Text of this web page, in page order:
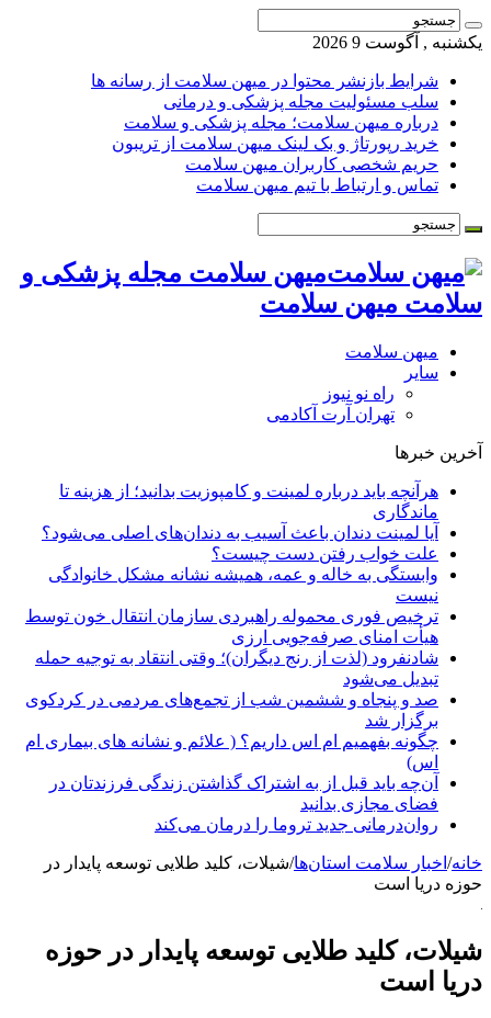
یکشنبه , آگوست 9 2026
شرایط بازنشر محتوا در میهن سلامت از رسانه ها
سلب مسئولیت مجله پزشکی و درمانی
درباره میهن سلامت؛ مجله پزشکی و سلامت
خرید رپورتاژ و بک لینک میهن سلامت از تریبون
حریم شخصی کاربران میهن سلامت
تماس و ارتباط با تیم میهن سلامت
میهن سلامت مجله پزشکی و
سلامت میهن سلامت
میهن سلامت
سایر
راه نو نیوز
تهران آرت آکادمی
آخرین خبرها
هرآنچه باید درباره لمینت و کامپوزیت بدانید؛ از هزینه تا
ماندگاری
آیا لمینت دندان باعث آسیب به دندان‌های اصلی می‌شود؟
علت خواب رفتن دست چیست؟
وابستگی به خاله و عمه، همیشه نشانه مشکل خانوادگی
نیست
ترخیص فوری محموله راهبردی سازمان انتقال خون توسط
هیأت امنای صرفه‌جویی ارزی
شادنفرود (لذت از رنج دیگران)؛ وقتی انتقاد به توجیه حمله
تبدیل می‌شود
صد و پنجاه‌ و ششمین شب از تجمع‌های مردمی در کردکوی
برگزار شد
چگونه بفهمیم ام اس داریم؟ ( علائم و نشانه های بیماری ام
اس)
آن‌چه باید قبل از به اشتراک گذاشتن زندگی فرزندتان در
فضای مجازی بدانید
روان‌درمانی جدید تروما را درمان می‌کند
خانه/ اخبار سلامت استان‌ها/شیلات، کلید طلایی توسعه پایدار در
حوزه دریا است
شیلات، کلید طلایی توسعه پایدار در حوزه
دریا است